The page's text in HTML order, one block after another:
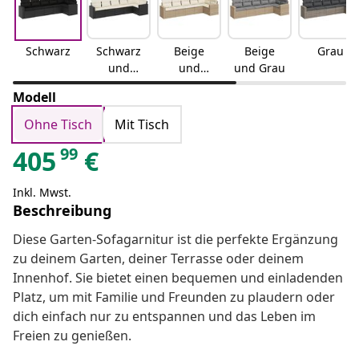
Schwarz
Schwarz
und
Creme
Beige
und
Creme
Beige
und Grau
Grau
Modell
Ohne Tisch
Mit Tisch
405 99 €
Inkl. Mwst.
Beschreibung
Diese Garten-Sofagarnitur ist die perfekte Ergänzung
zu deinem Garten, deiner Terrasse oder deinem
Innenhof. Sie bietet einen bequemen und einladenden
Platz, um mit Familie und Freunden zu plaudern oder
dich einfach nur zu entspannen und das Leben im
Freien zu genießen.